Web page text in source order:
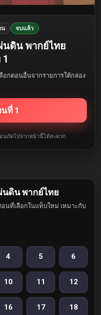
น จบแล้ว
ดิน พากย์ไทย
อกตอนอื่นจากรายการใต้กล่อง
ที่ 1
นถัดไปจากหน้านี้ได้สะดวก
ดิน พากย์ไทย
นที่เลือกในแท็บใหม่ เหมาะกับ
4 5 6
10 11 12
16 17 18